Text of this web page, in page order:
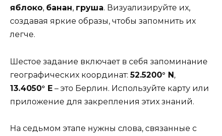
яблоко, банан, груша. Визуализируйте их,
создавая яркие образы, чтобы запомнить их
легче.
Шестое задание включает в себя запоминание
географических координат:52.5200° N,
13.4050° E – это Берлин. Используйте карту или
приложение для закрепления этих знаний.
На седьмом этапе нужны слова, связанные с